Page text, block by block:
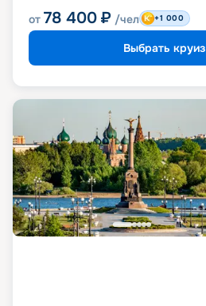
от 78 400 ₽ /чел +1 000
Выбрать круиз